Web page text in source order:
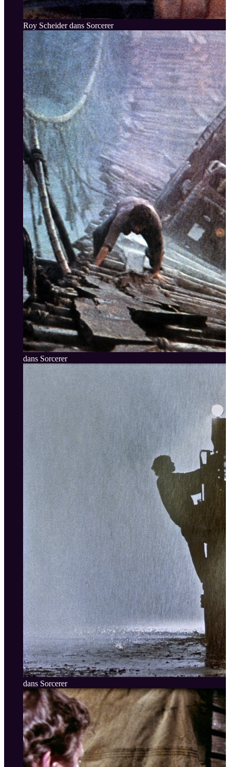
Roy Scheider dans Sorcerer
dans Sorcerer
dans Sorcerer